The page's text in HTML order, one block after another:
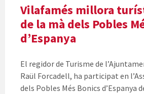
Vilafamés millora
de la mà dels Pobles
d’Espanya
El regidor de Turisme de
Raül Forcadell, ha participat en
dels Pobles Més Bonics d’Espanya